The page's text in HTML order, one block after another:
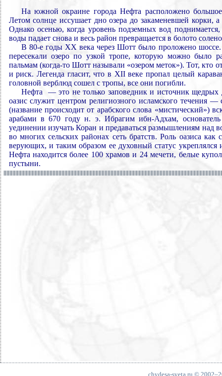
На южной окраине города Нефта расположено
Летом солнце иссушает дно озера до закаменевшей корки,
Однако осенью, когда уровень подземных вод
воды падает снова и весь район превращается в болото
В 80-е годы XX века через Шотт было проложено
пересекали озеро по узкой тропе, которую можно было
пальмам (когда-то Шотт называли «озером меток»). Тот, кто
и риск. Легенда гласит, что в XII веке пропал целый
головной верблюд сошел с тропы, все они погибли.
Нефта — это не только заповедник и источник щедрых
оазис служит центром религиозного исламского течения
(название происходит от арабского слова «мистический»)
арабами в 670 году н. э. Ибрагим ибн-Адхам,
уединении изучать Коран и предаваться размышлениям над
во многих сельских районах сеть братств. Роль оазиса
верующих, и таким образом ее духовный статус укреплялся
Нефта находится более 100 храмов и 24 мечети, белые
пустыни.
chydesa-sveta.ru ©